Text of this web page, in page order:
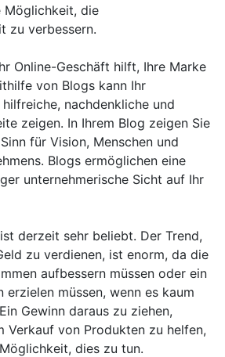
Möglichkeit, die
zu verbessern.
Online-Geschäft hilft, Ihre Marke
von Blogs kann Ihr
nachdenkliche und
zeigen. In Ihrem Blog zeigen Sie
für Vision, Menschen und
Blogs ermöglichen eine
unternehmerische Sicht auf Ihr
derzeit sehr beliebt. Der Trend,
zu verdienen, ist enorm, da die
aufbessern müssen oder ein
erzielen müssen, wenn es kaum
Gewinn daraus zu ziehen,
Verkauf von Produkten zu helfen,
dies zu tun.